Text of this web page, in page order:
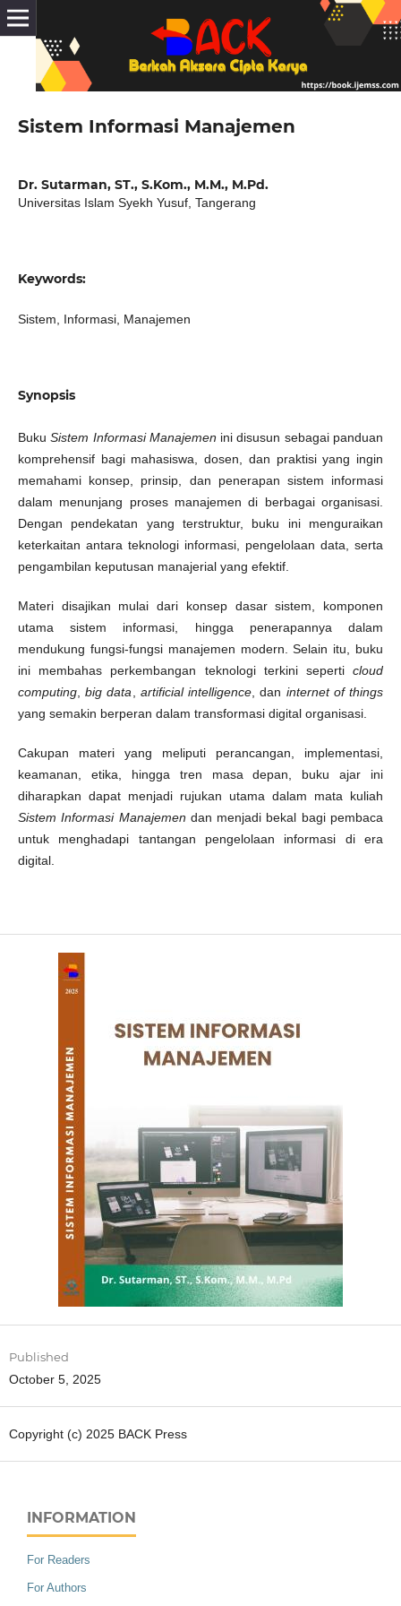
Sistem Informasi Manajemen
Dr. Sutarman, ST., S.Kom., M.M., M.Pd.
Universitas Islam Syekh Yusuf, Tangerang
Keywords:
Sistem, Informasi, Manajemen
Synopsis
BukuSistem Informasi Manajemen ini disusun sebagai panduan
komprehensif bagi mahasiswa, dosen, dan praktisi yang ingin
memahami konsep, prinsip, dan penerapan sistem informasi
dalam menunjang proses manajemen di berbagai organisasi.
Dengan pendekatan yang terstruktur, buku ini menguraikan
keterkaitan antara teknologi informasi, pengelolaan data, serta
pengambilan keputusan manajerial yang efektif.
Materi disajikan mulai dari konsep dasar sistem, komponen
utama sistem informasi, hingga penerapannya dalam
mendukung fungsi-fungsi manajemen modern. Selain itu, buku
ini membahas perkembangan teknologi terkini seperticloud
computing,big data artificial intelligence , dan internet of things
yang semakin berperan dalam transformasi digital organisasi.
Cakupan materi yang meliputi perancangan, implementasi,
keamanan, etika, hingga tren masa depan, buku ajar ini
diharapkan dapat menjadi rujukan utama dalam mata kuliah
Sistem Informasi Manajemen dan menjadi bekal bagi pembaca
untuk menghadapi tantangan pengelolaan informasi di era
digital.
Published
October 5, 2025
Copyright (c) 2025 BACK Press
INFORMATION
For Readers
For Authors